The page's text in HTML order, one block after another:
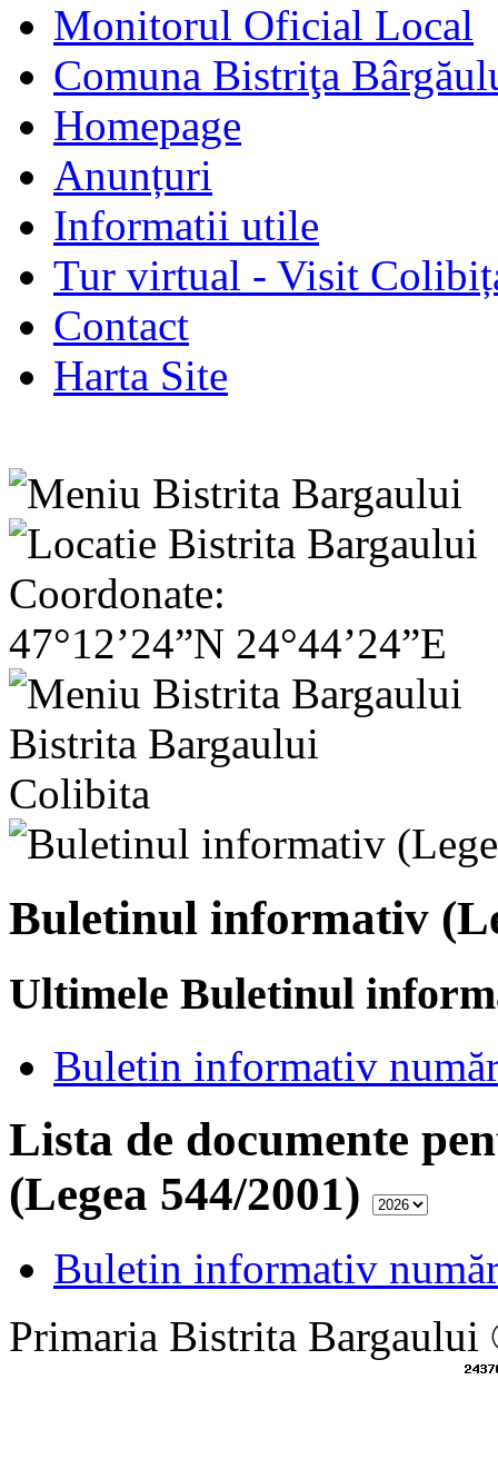
Monitorul Oficial Local
Comuna Bistriţa
Homepage
Anunțuri
Informatii utile
Tur virtual - Visit
Contact
Harta Site
Coordonate:
47°12’24”N 24°44’24”E
Bistrita Bargaului
Colibita
Buletinul informativ
Ultimele Buletinul
Buletin informativ
Lista de documente
(Legea 544/2001)
Buletin informativ
Primaria Bistrita Bargaului